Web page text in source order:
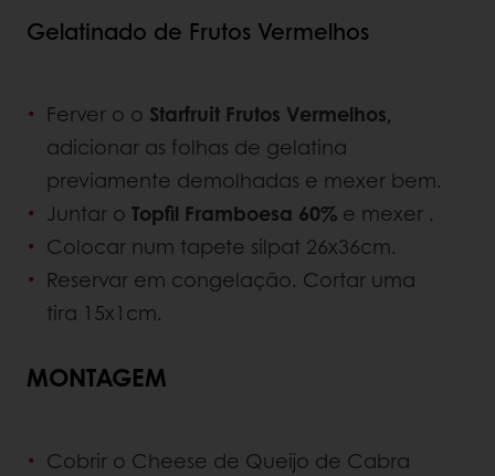
Gelatinado de Frutos Vermelhos
Ferver o o Starfruit Frutos Vermelhos,
adicionar as folhas de gelatina
previamente demolhadas e mexer bem.
Juntar o Topfil Framboesa 60% e mexer .
Colocar num tapete silpat 26x36cm.
Reservar em congelação. Cortar uma
tira 15x1cm.
MONTAGEM
Cobrir o Cheese de Queijo de Cabra